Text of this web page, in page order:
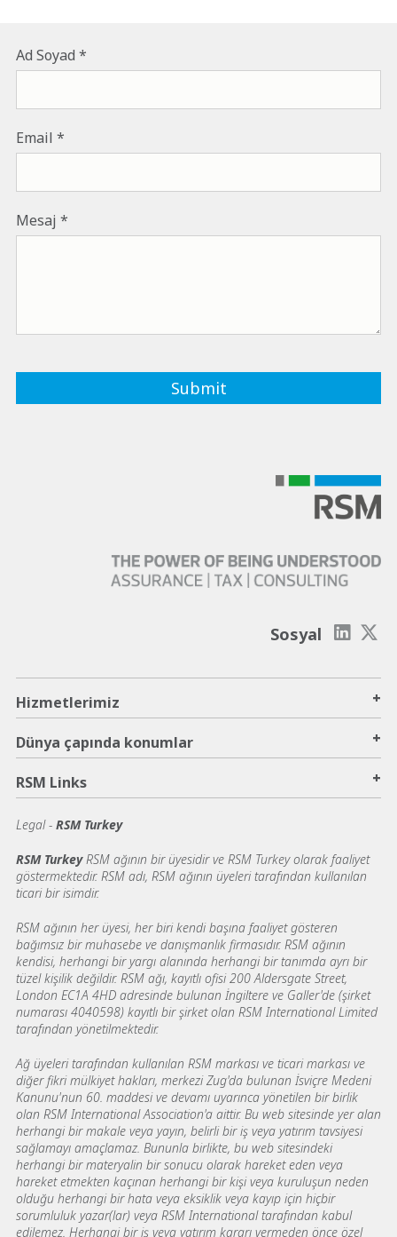
Ad Soyad
Email
Mesaj
Sosyal
Hizmetlerimiz +
Dünya çapında konumlar +
RSM Links +
Legal - RSM Turkey
RSM TurkeyRSM ağının bir üyesidir ve RSM Turkey olarak faaliyet
göstermektedir. RSM adı, RSM ağının üyeleri tarafından kullanılan
ticari bir isimdir.
RSM ağının her üyesi, her biri kendi başına faaliyet gösteren
bağımsız bir muhasebe ve danışmanlık firmasıdır. RSM ağının
kendisi, herhangi bir yargı alanında herhangi bir tanımda ayrı bir
tüzel kişilik değildir. RSM ağı, kayıtlı ofisi 200 Aldersgate Street,
London EC1A 4HD adresinde bulunan İngiltere ve Galler'de (şirket
numarası 4040598) kayıtlı bir şirket olan RSM International Limited
tarafından yönetilmektedir.
Ağ üyeleri tarafından kullanılan RSM markası ve ticari markası ve
diğer fikri mülkiyet hakları, merkezi Zug'da bulunan İsviçre Medeni
Kanunu'nun 60. maddesi ve devamı uyarınca yönetilen bir birlik
olan RSM International Association'a aittir. Bu web sitesinde yer alan
herhangi bir makale veya yayın, belirli bir iş veya yatırım tavsiyesi
sağlamayı amaçlamaz. Bununla birlikte, bu web sitesindeki
herhangi bir materyalin bir sonucu olarak hareket eden veya
hareket etmekten kaçınan herhangi bir kişi veya kuruluşun neden
olduğu herhangi bir hata veya eksiklik veya kayıp için hiçbir
sorumluluk yazar(lar) veya RSM International tarafından kabul
edilemez. Herhangi bir iş veya yatırım kararı vermeden önce özel